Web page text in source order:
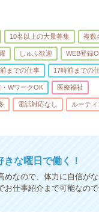
10名以上の大量募集 複数
しゅふ歓迎 WEB登録
までの仕事 17時前までの
WワークOK 医療福祉
電話対応なし ルーティ
な曜日で働く！
なので、体力に自信が
仕事紹介まで可能なの